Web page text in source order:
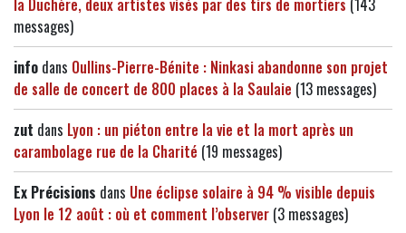
la Duchère, deux artistes visés par des tirs de mortiers (143
messages)
info dans Oullins-Pierre-Bénite : Ninkasi abandonne son projet
de salle de concert de 800 places à la Saulaie (13 messages)
zut dans Lyon : un piéton entre la vie et la mort après un
carambolage rue de la Charité (19 messages)
Ex Précisions dans Une éclipse solaire à 94 % visible depuis
Lyon le 12 août : où et comment l’observer (3 messages)